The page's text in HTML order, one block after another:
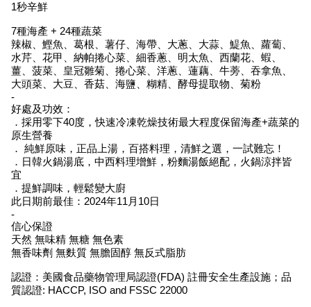
1秒辛鮮
7種海產 + 24種蔬菜
辣椒、鰹魚、葛根、薯仔、海帶、大蔥、大蒜、鯷魚、蘿蔔、
水芹、花甲、納帕捲心菜、細香蔥、明太魚、西蘭花、蝦、
薑、菠菜、皇冠雛菊、捲心菜、洋蔥、蓮藕、牛蒡、吞拿魚、
大頭菜、大豆、香菇、海鹽、糊精、酵母提取物、菊粉
-
好處及功效：
．採用零下40度，快速冷凍乾燥技術最大程度保留海產+蔬菜的
原生營養
． 純鮮原味，正品上湯，百搭料理，清鮮之選，一試難忘！
．日韓火鍋湯底，中西料理增鮮，粉麵湯飯絕配，火鍋涼拌皆
宜
．提鮮調味，輕鬆變大廚
此日期前最佳：2024年11月10日
-
信心保證
天然 無味精 無糖 無色素
無香味劑 無麩質 無膽固醇 無反式脂肪
認證：美國食品藥物管理局認證(FDA) 註冊安全生產設施；品
質認證: HACCP, ISO and FSSC 22000